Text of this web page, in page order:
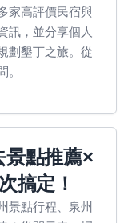
家高評價民宿與
訊，並分享個人
劃墾丁之旅。從
景點推薦×
搞定！
景點行程、泉州